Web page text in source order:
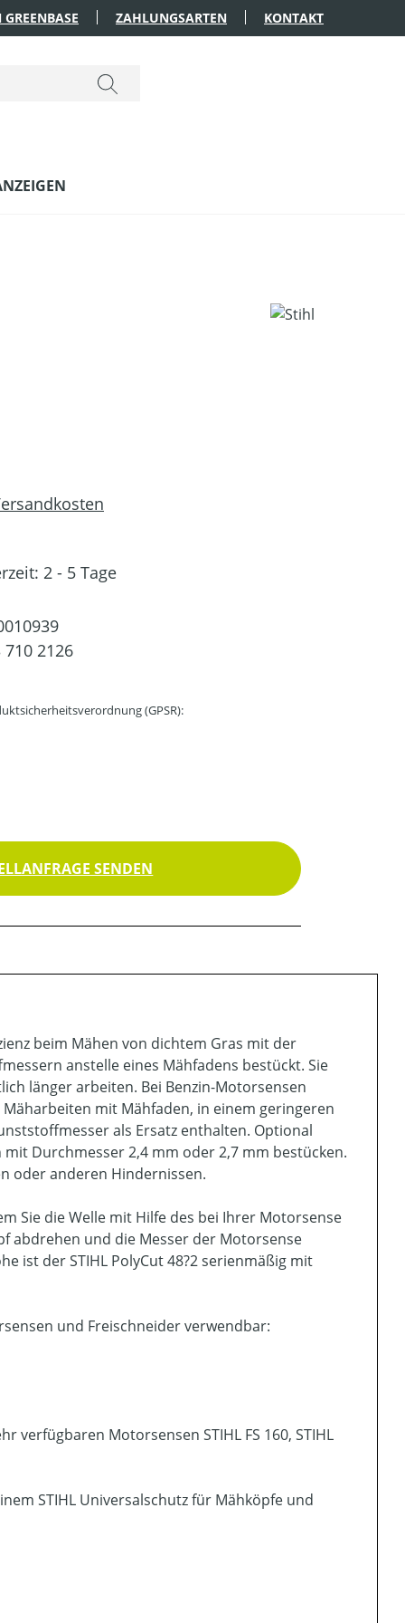
ZAHLUNGSARTEN KONTAKT
2 - 5 Tage
710 2126
(GPSR):
SENDEN
beim Mähen von dichtem Gras mit der
anstelle eines Mähfadens bestückt. Sie
länger arbeiten. Bei Benzin-Motorsensen
mit Mähfaden, in einem geringeren
als Ersatz enthalten. Optional
mit Durchmesser 2,4 mm oder 2,7 mm bestücken.
oder anderen Hindernissen.
Sie die Welle mit Hilfe des bei Ihrer Motorsense
abdrehen und die Messer der Motorsense
ist der STIHL PolyCut 48?2 serienmäßig mit
und Freischneider verwendbar:
Motorsensen STIHL FS 160, STIHL
STIHL Universalschutz für Mähköpfe und